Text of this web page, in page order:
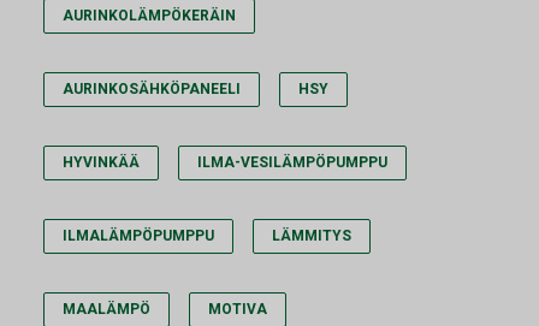
AURINKOLÄMPÖKERÄIN
AURINKOSÄHKÖPANEELI HSY
HYVINKÄÄ ILMA-VESILÄMPÖPUMPPU
ILMALÄMPÖPUMPPU LÄMMITYS
MAALÄMPÖ MOTIVA